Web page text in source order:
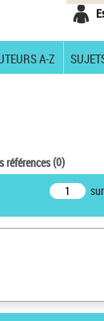
A-Z
références(0)